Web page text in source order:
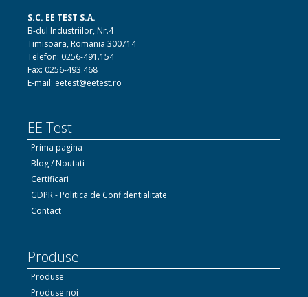
S.C. EE TEST S.A.
B-dul Industriilor, Nr.4
Timisoara, Romania 300714
Telefon: 0256-491.154
Fax: 0256-493.468
E-mail: eetest@eetest.ro
EE Test
Prima pagina
Blog / Noutati
Certificari
GDPR - Politica de Confidentialitate
Contact
Produse
Produse
Produse noi